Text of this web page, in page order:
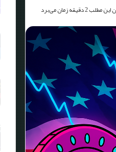
2 دقیقه زمان می‌برد